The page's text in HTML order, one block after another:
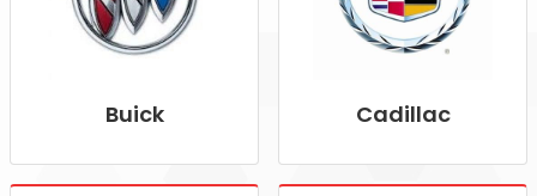
Buick Cadillac